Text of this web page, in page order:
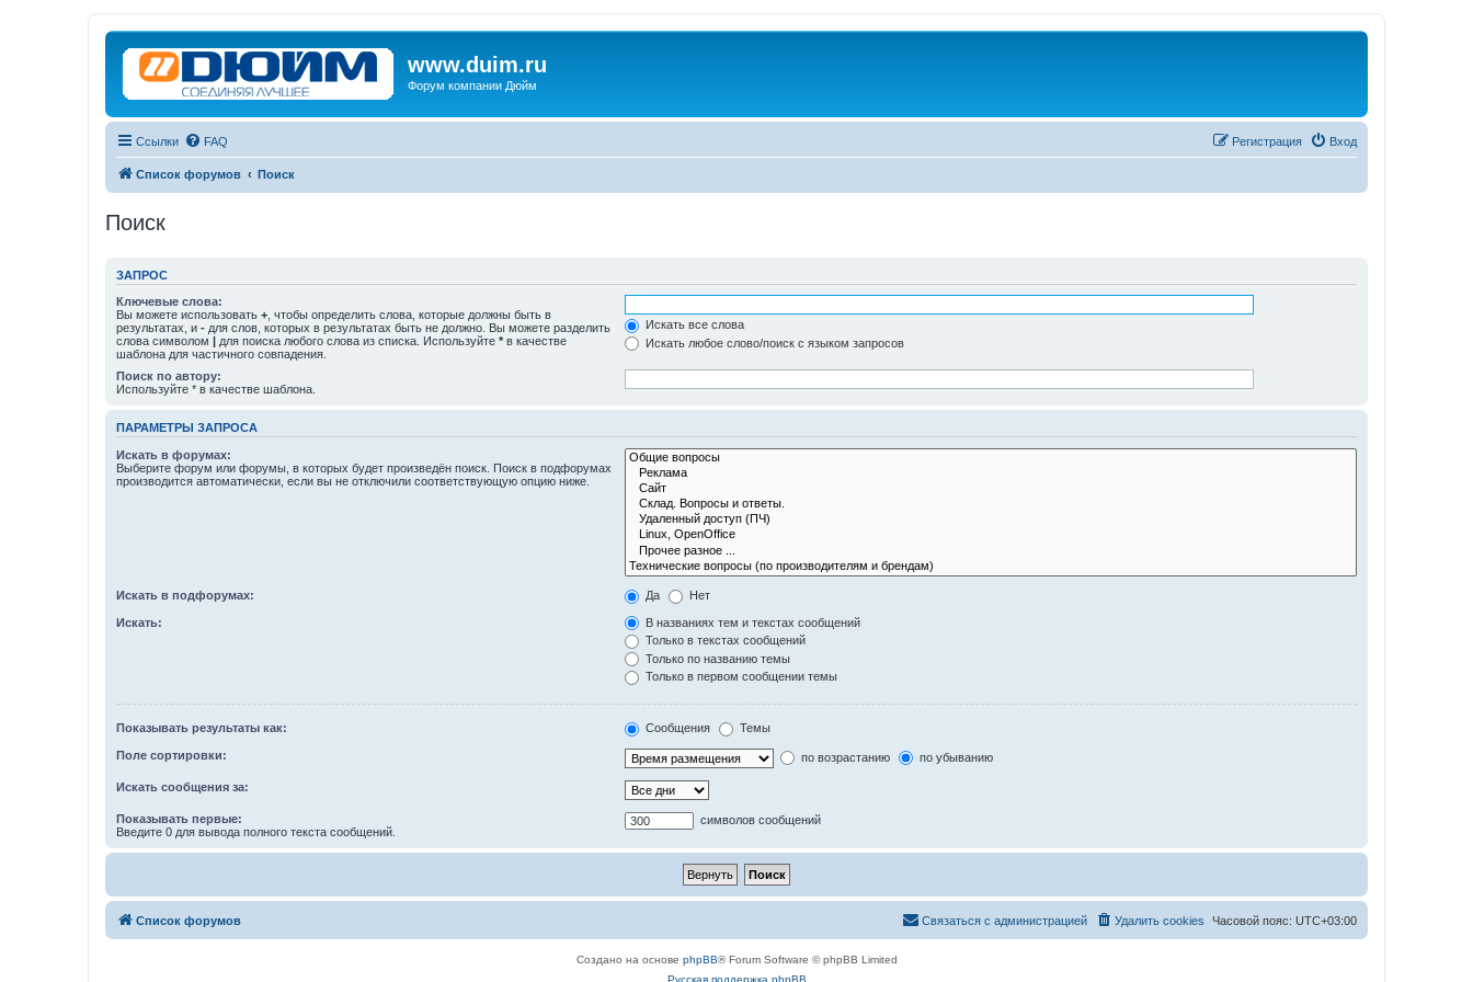
www.duim.ru
Форум компании Дюйм
Ссылки FAQ Вход
Регистрация
Список форумов Поиск
Поиск
ЗАПРОС
Ключевые слова:
Вы можете использовать + , чтобы определить слова, которые должны быть в
результатах, и - для слов, которых в результатах быть не должно. Вы можете разделить
слова символом | для поиска любого слова из списка. Используйте * в качестве
шаблона для частичного совпадения.
Искать все слова
Искать любое слово/поиск с языком запросов
Поиск по автору:
Используйте * в качестве шаблона.
ПАРАМЕТРЫ ЗАПРОСА
Искать в форумах:
Выберите форум или форумы, в которых будет произведён поиск. Поиск в подфорумах
производится автоматически, если вы не отключили соответствующую опцию ниже.
Искать в подфорумах: Да Нет
Искать:
В названиях тем и текстах сообщений
Только в текстах сообщений
Только по названию темы
Только в первом сообщении темы
Показывать результаты как: Сообщения Темы
Поле сортировки: по возрастанию по убыванию
Искать сообщения за:
Показывать первые:
Введите 0 для вывода полного текста сообщений.
символов сообщений
Список форумов Часовой пояс: UTC+03:00
Удалить cookies
Связаться с администрацией
Создано на основе phpBB® Forum Software © phpBB Limited
Русская поддержка phpBB